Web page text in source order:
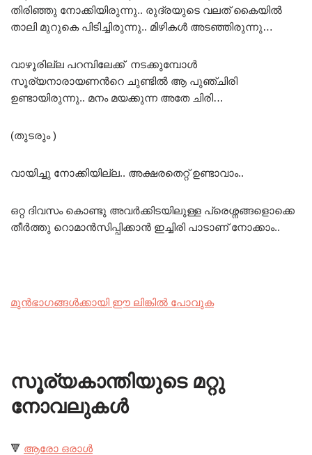
തിരിഞ്ഞു നോക്കിയിരുന്നു.. രുദ്രയുടെ വലത് കൈയിൽ
താലി മുറുകെ പിടിച്ചിരുന്നു.. മിഴികൾ അടഞ്ഞിരുന്നു…
വാഴൂരില്ല പറമ്പിലേക്ക് നടക്കുമ്പോൾ
സൂര്യനാരായണൻറെ ചുണ്ടിൽ ആ പുഞ്ചിരി
ഉണ്ടായിരുന്നു.. മനം മയക്കുന്ന അതേ ചിരി…
(തുടരും )
വായിച്ചു നോക്കിയില്ല.. അക്ഷരതെറ്റ് ഉണ്ടാവാം..
ഒറ്റ ദിവസം കൊണ്ടു അവർക്കിടയിലുള്ള പ്രെശ്നങ്ങളൊക്കെ
തീർത്തു റൊമാൻസിപ്പിക്കാൻ ഇച്ചിരി പാടാണ് നോക്കാം..
മുൻഭാഗങ്ങൾക്കായി ഈ ലിങ്കിൽ പോവുക
സൂര്യകാന്തിയുടെ മറ്റു
നോവലുകൾ
🔻 ആരോ ഒരാൾ